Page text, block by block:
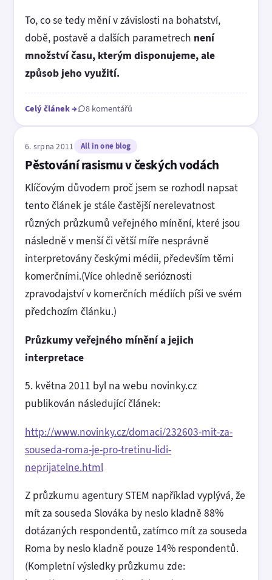
To, co se tedy mění v závislosti na bohatství,
době, postavě a dalších parametrech není
množství času, kterým disponujeme, ale
způsob jeho využití.
Celý článek→ 8 komentářů
6. srpna 2011 All in one blog
Pěstování rasismu v českých vodách
Klíčovým důvodem proč jsem se rozhodl napsat
tento článek je stále častější nerelevatnost
různých průzkumů veřejného mínění, které jsou
následně v menší či větší míře nesprávně
interpretovány českými médii, především těmi
komerčními.(Více ohledně serióznosti
zpravodajství v komerčních médiích píši ve svém
předchozím článku.)
Průzkumy veřejného mínění a jejich
interpretace
5. května 2011 byl na webu novinky.cz
publikován následující článek:
http://www.novinky.cz/domaci/232603-mit-za-
souseda-roma-je-pro-tretinu-lidi-
neprijatelne.html
Z průzkumu agentury STEM například vyplývá, že
mít za souseda Slováka by neslo kladně 88%
dotázaných respondentů, zatímco mít za souseda
Roma by neslo kladně pouze 14% respondentů.
(Kompletní výsledky průzkumu zde: